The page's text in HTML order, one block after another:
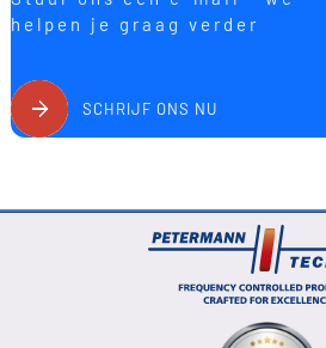
helpen je graag verder
SCHRIJF ONS NU